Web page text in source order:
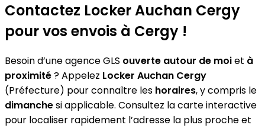
Contactez Locker Auchan Cergy
pour vos envois à Cergy !
Besoin d’une agence GLS ouverte autour de moiet à
proximité? Appelez Locker Auchan Cergy
(Préfecture) pour connaître les horaires, y compris le
dimanchesi applicable. Consultez la carte interactive
pour localiser rapidement l’adresse la plus proche et